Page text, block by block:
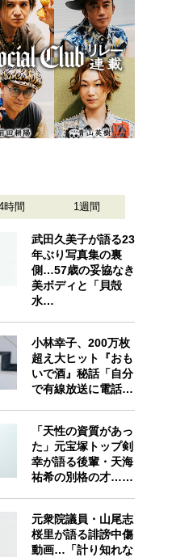
時間 1週間
武田久美子が語る23
年ぶり写真集の裏
側…57歳の妥協なき
美ボディと「貝殻
水…
小林幸子、200万枚
超え大ヒット『おも
いで酒』秘話「自分
で有線放送に電話…
「天性の資質があっ
た」元宝塚トップ剣
幸が語る後輩・天海
祐希の別格の才……
元衆院議員・山尾志
桜里が語る誹謗中傷
動画…「計り知れな